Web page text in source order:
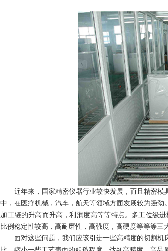
近年来，国家精密仪器行业较快发展，而且精密模
中，在医疗机械，汽车，航天等领域方面发展较为强
加工链的升高而升高，利润度高等等特点。多工位级
比例稳定性较高，高耐磨性，高强度，高硬度等等等三
面对这些问题，我们应该引进一些高精度的切割机